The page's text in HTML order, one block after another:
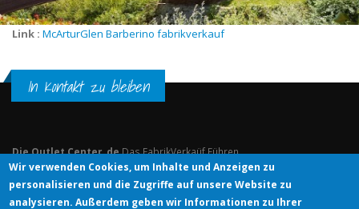
Link : McArturGlen Barberino fabrikverkauf
In Kontakt zu bleiben
Die Outlet Center .deDas FabrikVerkaüf Führen
© DIE OUTLET CENTER .DE
Wir verwenden Cookies, um Inhalte und Anzeigen zu
personalisieren und die Zugriffe auf unsere Website zu
analysieren. Außerdem geben wir Informationen zu Ihrer